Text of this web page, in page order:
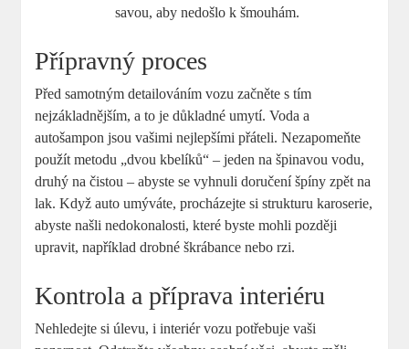
savou, aby nedošlo⁢ k šmouhám.
Přípravný proces
Před samotným detailováním vozu začněte‌ s tím⁣
nejzákladnějším, a ⁢to je důkladné umytí.‌ Voda a
autošampon ⁤jsou vašimi nejlepšími přáteli. ‍Nezapomeňte
použít metodu „dvou ⁢kbelíků“ – jeden na špinavou vodu,
druhý na ​čistou – abyste se ⁢vyhnuli doručení ⁤špíny zpět na
lak. Když auto⁣ umýváte, procházejte si ​strukturu karoserie,
abyste našli ⁤nedokonalosti, které byste mohli později
upravit, například drobné škrábance​ nebo‌ rzi.
Kontrola ​a příprava interiéru
Nehledejte​ si ⁣úlevu, i interiér ‌vozu potřebuje vaši